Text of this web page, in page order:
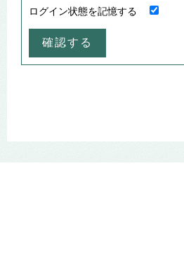
ログイン状態を記憶する